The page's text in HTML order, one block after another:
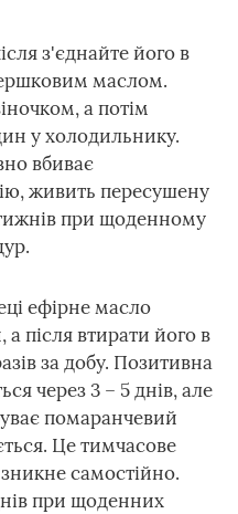
з'єднайте його в
маслом.
а потім
у холодильнику.
вбиває
живить пересушену
при щоденному
ефірне масло
а після втирати його в
за добу. Позитивна
через 3 – 5 днів, але
помаранчевий
Це тимчасове
самостійно.
при щоденних